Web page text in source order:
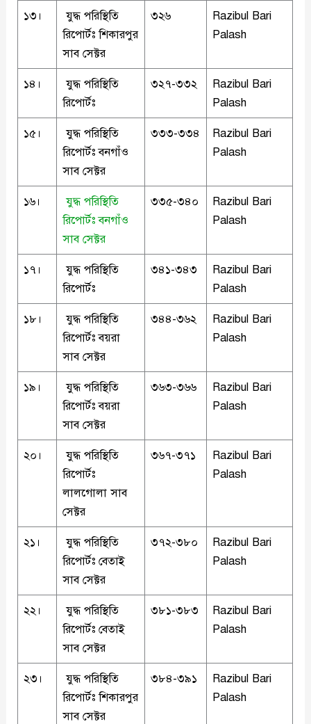
১৩।
যুদ্ধ পরিস্থিতি
রিপোর্টঃ শিকারপুর
সাব সেক্টর
৩২৬
Razibul Bari
Palash
১৪।
যুদ্ধ পরিস্থিতি
রিপোর্টঃ
৩২৭-৩৩২
Razibul Bari
Palash
১৫।
যুদ্ধ পরিস্থিতি
রিপোর্টঃ বনগাঁও
সাব সেক্টর
৩৩৩-৩৩৪
Razibul Bari
Palash
১৬।
যুদ্ধ পরিস্থিতি
রিপোর্টঃ বনগাঁও
সাব সেক্টর
৩৩৫-৩৪০
Razibul Bari
Palash
১৭।
যুদ্ধ পরিস্থিতি
রিপোর্টঃ
৩৪১-৩৪৩
Razibul Bari
Palash
১৮।
যুদ্ধ পরিস্থিতি
রিপোর্টঃ বয়রা
সাব সেক্টর
৩৪৪-৩৬২
Razibul Bari
Palash
১৯।
যুদ্ধ পরিস্থিতি
রিপোর্টঃ বয়রা
সাব সেক্টর
৩৬৩-৩৬৬
Razibul Bari
Palash
২০।
যুদ্ধ পরিস্থিতি
রিপোর্টঃ
লালগোলা সাব
সেক্টর
৩৬৭-৩৭১
Razibul Bari
Palash
২১।
যুদ্ধ পরিস্থিতি
রিপোর্টঃ বেতাই
সাব সেক্টর
৩৭২-৩৮০
Razibul Bari
Palash
২২।
যুদ্ধ পরিস্থিতি
রিপোর্টঃ বেতাই
সাব সেক্টর
৩৮১-৩৮৩
Razibul Bari
Palash
২৩।
যুদ্ধ পরিস্থিতি
রিপোর্টঃ শিকারপুর
সাব সেক্টর
৩৮৪-৩৯১
Razibul Bari
Palash